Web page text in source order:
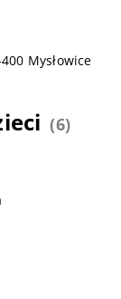
Mysłowice
(6)